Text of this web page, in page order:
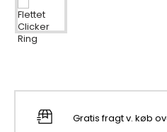
Gratis fragt v. køb